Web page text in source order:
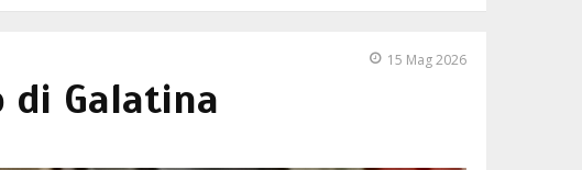
15 Mag 2026
di Galatina